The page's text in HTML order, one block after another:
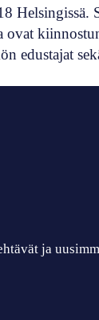
Helsingissä.
ovat
edustajat
ja